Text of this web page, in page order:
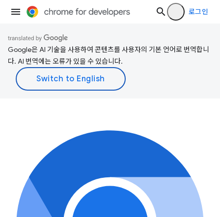
로그인
Google은 AI 기술을 사용하여 콘텐츠를 사용자의 기본 언어로 번역합니
다. AI 번역에는 오류가 있을 수 있습니다.